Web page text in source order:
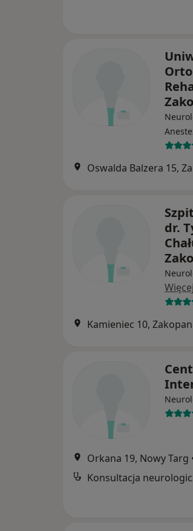
Oswalda Balzera 15,
dr.
Więcej
Kamieniec 10,
Orkana 19, Nowy Targ
Konsultacja